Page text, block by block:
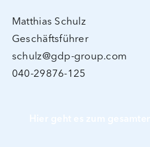
Matthias Schulz
Geschäftsführer
schulz@gdp-group.com
040-29876-125
Hier geht es zum